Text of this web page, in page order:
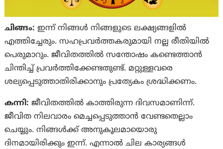
ചിങ്ങം: ഇന്ന് നിങ്ങൾ നിങ്ങളുടെ ലക്ഷ്യങ്ങളിൽ
എത്തിച്ചേരും. സഹപ്രവർത്തകരുമായി നല്ല രീതിയിൽ
പെരുമാറും. ജീവിതത്തിൽ സന്തോഷം കണ്ടെത്താൻ
ചിന്തിച്ച് പ്രവർത്തിക്കേണ്ടതുണ്ട്. മറ്റുള്ളവരെ
ശല്യപ്പെടുത്താതിരിക്കാനും പ്രത്യേകം ശ്രദ്ധിക്കണം.
കന്നി: ജീവിതത്തില്‍ കാത്തിരുന്ന ദിവസമാണിന്ന്.
ജീവിത നിലവാരം മെച്ചപ്പെടുത്താന്‍ വേണ്ടതെല്ലാം
ചെയ്യും. നിങ്ങൾക്ക് അനുകൂലമായൊരു
ദിനമായിരിക്കും ഇന്ന്. എന്നാൽ ചില കാര്യങ്ങള്‍